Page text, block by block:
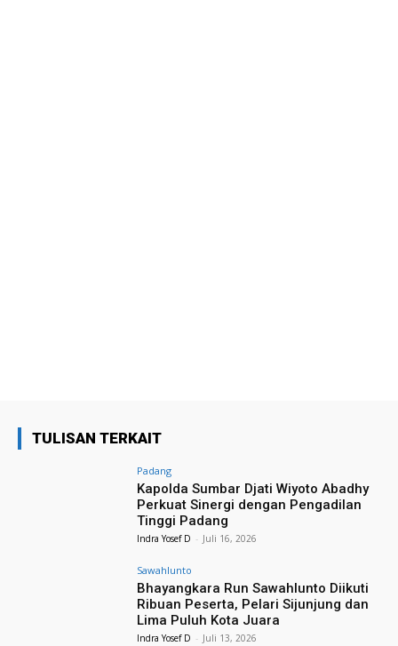
TULISAN TERKAIT
Padang
Kapolda Sumbar Djati Wiyoto Abadhy
Perkuat Sinergi dengan Pengadilan
Tinggi Padang
Indra Yosef D - Juli 16, 2026
Sawahlunto
Bhayangkara Run Sawahlunto Diikuti
Ribuan Peserta, Pelari Sijunjung dan
Lima Puluh Kota Juara
Indra Yosef D - Juli 13, 2026